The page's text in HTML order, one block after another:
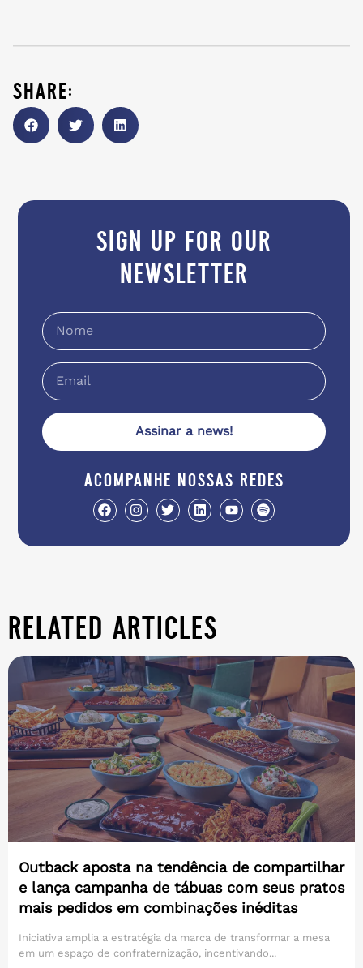
share:
sign up for our
newsletter
Assinar a news!
acompanhe nossas redes
related articles
Outback aposta na tendência de compartilhar
e lança campanha de tábuas com seus pratos
mais pedidos em combinações inéditas
Iniciativa amplia a estratégia da marca de transformar a mesa
em um espaço de confraternização, incentivando...